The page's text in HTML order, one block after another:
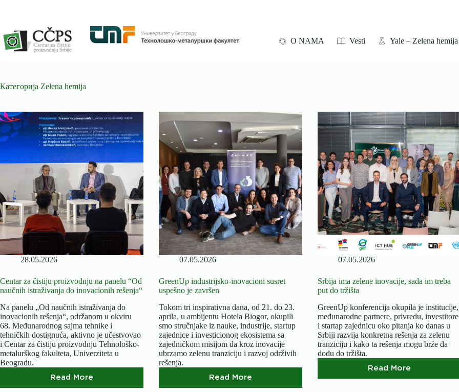
O NAMA Vesti Yale – Zelena hemija
Категорија Zelena hemija
28.05.2026
Centar za čistiju proizvodnju na panelu “Od
naučnih istraživanja do inovacionih rešenja“
Na panelu „Od naučnih istraživanja do
inovacionih rešenja“, održanom u okviru
68. Međunarodnog sajma tehnike i
tehničkih dostignuća, aktivno je učestvovao
i Centar za čistiju proizvodnju Tehnološko-
metalurškog fakulteta, Univerziteta u
Beogradu.
Read More
Centar
za
07.05.2026
GreenUp industrijsko-inovacioni susret
uspešno je završen
Tokom tri inspirativna dana, od 21. do 23.
aprila, u ambijentu Hotela Biogor, okupili
smo stručnjake iz nauke, industrije, startup
zajednice i investicionog ekosistema sa
zajedničkom misijom da kroz inovacije
ubrzamo zelenu tranziciju i razvoj održivih
rešenja.
Read More
GreenUp
industrijsko-
07.05.2026
Srbija ima zelene inovacije, sada im treba
put do tržišta
GreenUp konferencija okupila je institucije,
međunarodne partnere, privredu, investitore
i startap zajednicu oko pitanja ko danas u
Srbiji razvija konkretna rešenja za zelenu
tranziciju i kako ta rešenja mogu brže da
dođu do tržišta.
Read More
Srbija
ima